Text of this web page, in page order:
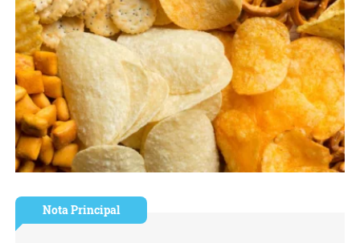
Nota Principal